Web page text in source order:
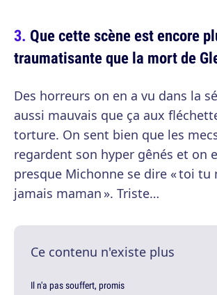
Que cette scène est encore
traumatisante que la mort de
Des horreurs on en a vu dans la
aussi mauvais que ça aux
torture. On sent bien que les
regardent son hyper gênés et on
presque Michonne se dire « toi tu
jamais maman ». Triste…
Ce contenu n'existe plus
Il n'a pas souffert, promis